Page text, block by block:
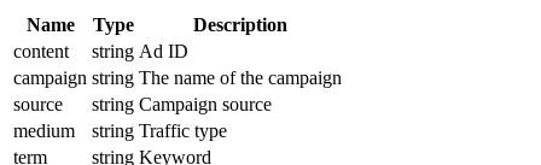
Name Type
Description
content
string Ad ID
campaign string The name of the campaign
source
string Campaign source
medium
string Traffic type
term
string Keyword